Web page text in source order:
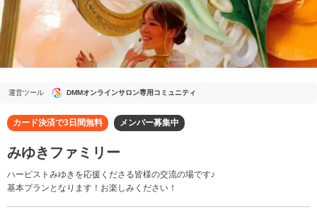
運営ツール DMMオンラインサロン専用コミュニティ
メンバー募集中
カード決済で3日間無料
みゆきファミリー
ハーピストみゆきを応援くださる皆様の交流の場です♪
基本プランとなります！お楽しみください！